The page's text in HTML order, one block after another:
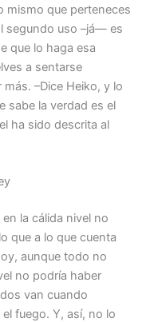
mismo que perteneces
segundo uso –já— es
que lo haga esa
a sentarse
–Dice Heiko, y lo
sabe la verdad es el
ha sido descrita al
la cálida nivel no
que a lo que cuenta
aunque todo no
no podría haber
van cuando
fuego. Y, así, no lo